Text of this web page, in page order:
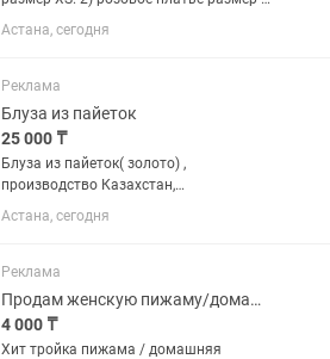
M. 3) платье в перьями размер S-M. 4)
жакет новый размер S-M
Астана, сегодня
Реклама
Блуза из пайеток
25 000 ₸
Блуза из пайеток( золото) ,
производство Казахстан,
производство Казахстан SAMIDEL
Астана, сегодня
Реклама
Продам женскую пижаму/домашнюю одежду
4 000 ₸
Хит тройка пижама ￼/ домашняя